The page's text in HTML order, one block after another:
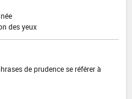
des yeux
de prudence se référer à